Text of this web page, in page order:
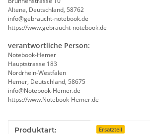
Altena, Deutschland, 58762
info@gebraucht-notebook.de
https://www.gebraucht-notebook.de
verantwortliche Person:
Notebook-Hemer
Hauptstrasse 183
Nordrhein-Westfalen
Hemer, Deutschland, 58675
info@Notebook-Hemer.de
https://www.Notebook-Hemer.de
Produkteigenschaft
Wert
Produktart: Ersatzteil